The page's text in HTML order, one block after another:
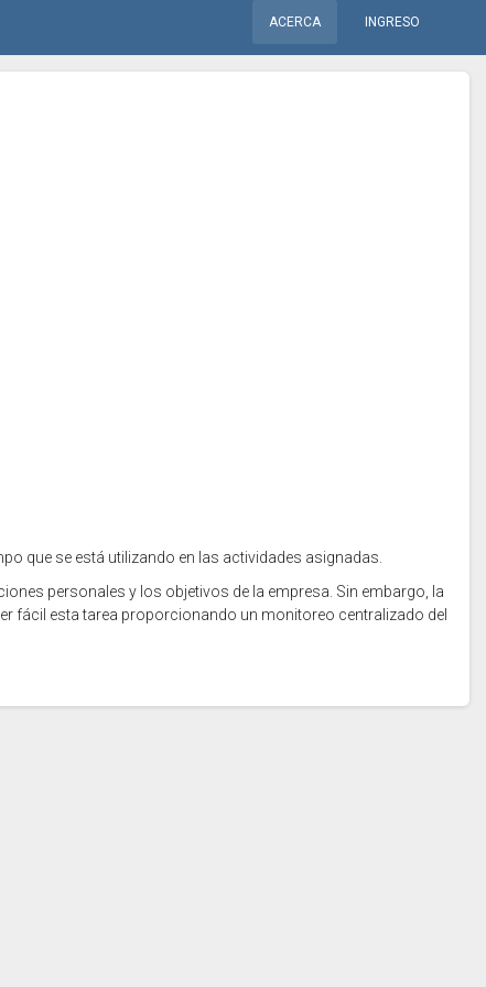
ACERCA INGRESO
que se está utilizando en las actividades asignadas.
personales y los objetivos de la empresa. Sin embargo, la
fácil esta tarea proporcionando un monitoreo centralizado del